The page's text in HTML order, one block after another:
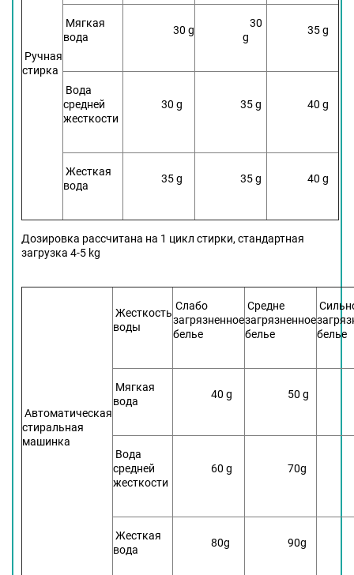
Ручная
стирка
Мягкая
вода
30 g
30
g
35 g
Вода
средней
жесткости
30 g 35 g 40 g
Жесткая
вода
35 g 35 g 40 g
Дозировка рассчитана на 1 цикл стирки, стандартная
загрузка 4-5 kg
Автоматическая
стиральная
машинка
Жесткость
воды
Слабо
загрязненное
белье
Средне
загрязненное
белье
белье
Мягкая
вода
40 g 50 g
Вода
средней
жесткости
60 g 70g
Жесткая
вода
80g 90g